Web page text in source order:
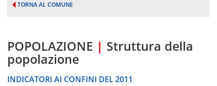
TORNA AL COMUNE
POPOLAZIONE | Struttura della
popolazione
INDICATORI AI CONFINI DEL 2011